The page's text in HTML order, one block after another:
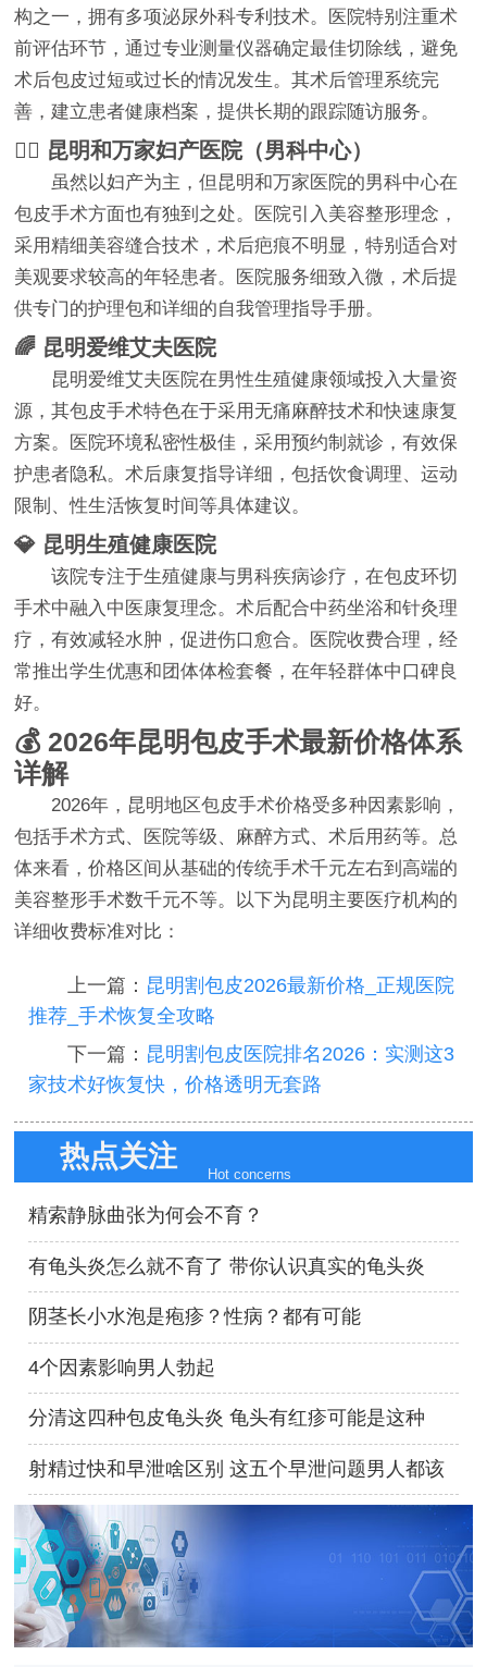
构之一，拥有多项泌尿外科专利技术。医院特别注重术
前评估环节，通过专业测量仪器确定最佳切除线，避免
术后包皮过短或过长的情况发生。其术后管理系统完
善，建立患者健康档案，提供长期的跟踪随访服务。
👨‍⚕️ 昆明和万家妇产医院（男科中心）
虽然以妇产为主，但昆明和万家医院的男科中心在
包皮手术方面也有独到之处。医院引入美容整形理念，
采用精细美容缝合技术，术后疤痕不明显，特别适合对
美观要求较高的年轻患者。医院服务细致入微，术后提
供专门的护理包和详细的自我管理指导手册。
🌈 昆明爱维艾夫医院
昆明爱维艾夫医院在男性生殖健康领域投入大量资
源，其包皮手术特色在于采用无痛麻醉技术和快速康复
方案。医院环境私密性极佳，采用预约制就诊，有效保
护患者隐私。术后康复指导详细，包括饮食调理、运动
限制、性生活恢复时间等具体建议。
💎 昆明生殖健康医院
该院专注于生殖健康与男科疾病诊疗，在包皮环切
手术中融入中医康复理念。术后配合中药坐浴和针灸理
疗，有效减轻水肿，促进伤口愈合。医院收费合理，经
常推出学生优惠和团体体检套餐，在年轻群体中口碑良
好。
💰 2026年昆明包皮手术最新价格体系
详解
2026年，昆明地区包皮手术价格受多种因素影响，
包括手术方式、医院等级、麻醉方式、术后用药等。总
体来看，价格区间从基础的传统手术千元左右到高端的
美容整形手术数千元不等。以下为昆明主要医疗机构的
详细收费标准对比：
上一篇： 昆明割包皮2026最新价格_正规医院
推荐_手术恢复全攻略
下一篇： 昆明割包皮医院排名2026：实测这3
家技术好恢复快，价格透明无套路
热点关注
Hot concerns
精索静脉曲张为何会不育？
有龟头炎怎么就不育了 带你认识真实的龟头炎
阴茎长小水泡是疱疹？性病？都有可能
4个因素影响男人勃起
分清这四种包皮龟头炎 龟头有红疹可能是这种
射精过快和早泄啥区别 这五个早泄问题男人都该
看看